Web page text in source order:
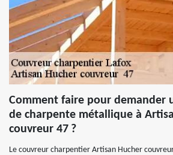
Comment faire pour demander
de charpente métallique à
couvreur 47 ?
Le couvreur charpentier Artisan Hucher